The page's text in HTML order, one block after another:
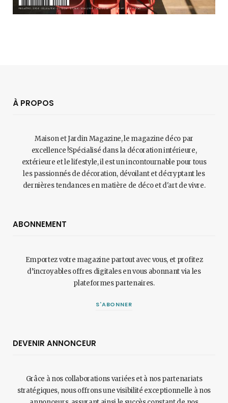
À PROPOS
Maison et Jardin Magazine, le magazine déco par
excellence !Spécialisé dans la décoration intérieure,
extérieure et le lifestyle, il est un incontournable pour tous
les passionnés de décoration, dévoilant et décryptant les
dernières tendances en matière de déco et d'art de vivre.
ABONNEMENT
Emportez votre magazine partout avec vous, et profitez
d’incroyables offres digitales en vous abonnant via les
plateformes partenaires.
S'ABONNER
DEVENIR ANNONCEUR
Grâce à nos collaborations variées et à nos partenariats
stratégiques, nous offrons une visibilité exceptionnelle à nos